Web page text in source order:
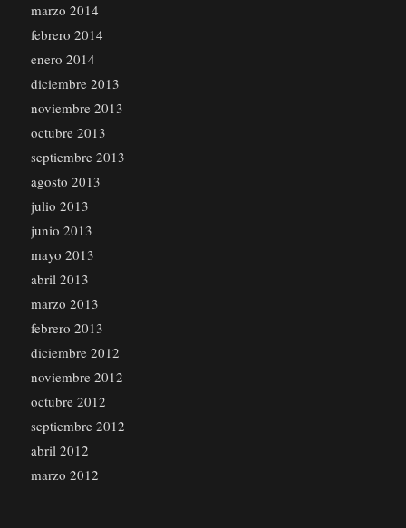
marzo 2014
febrero 2014
enero 2014
diciembre 2013
noviembre 2013
octubre 2013
septiembre 2013
agosto 2013
julio 2013
junio 2013
mayo 2013
abril 2013
marzo 2013
febrero 2013
diciembre 2012
noviembre 2012
octubre 2012
septiembre 2012
abril 2012
marzo 2012